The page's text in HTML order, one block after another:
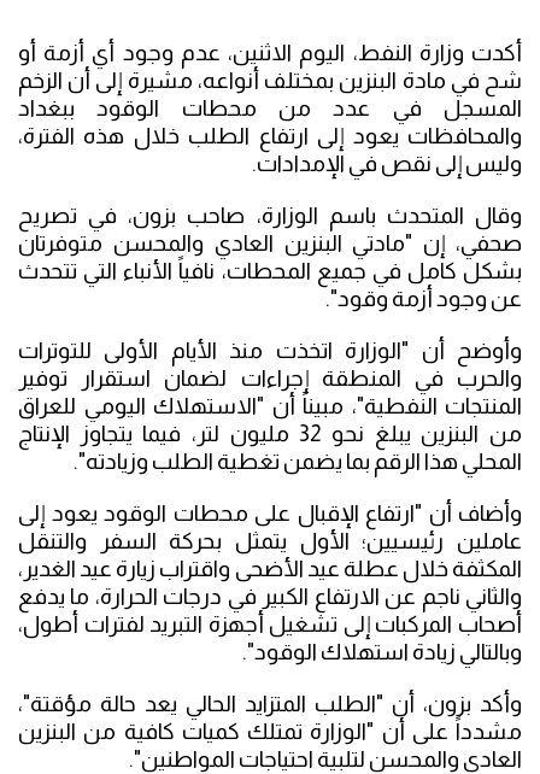
أكدت وزارة النفط، اليوم الاثنين، عدم وجود أي أزمة أو
شح في مادة البنزين بمختلف أنواعه، مشيرة إلى أن الزخم
المسجل في عدد من محطات الوقود ببغداد
والمحافظات يعود إلى ارتفاع الطلب خلال هذه الفترة،
وليس إلى نقص في الإمدادات.
وقال المتحدث باسم الوزارة، صاحب بزون، في تصريح
صحفي، إن "مادتي البنزين العادي والمحسن متوفرتان
بشكل كامل في جميع المحطات، نافياً الأنباء التي تتحدث
عن وجود أزمة وقود".
وأوضح أن "الوزارة اتخذت منذ الأيام الأولى للتوترات
والحرب في المنطقة إجراءات لضمان استقرار توفير
المنتجات النفطية"، مبيناً أن "الاستهلاك اليومي للعراق
من البنزين يبلغ نحو 32 مليون لتر، فيما يتجاوز الإنتاج
المحلي هذا الرقم بما يضمن تغطية الطلب وزيادته".
وأضاف أن "ارتفاع الإقبال على محطات الوقود يعود إلى
عاملين رئيسيين؛ الأول يتمثل بحركة السفر والتنقل
المكثفة خلال عطلة عيد الأضحى واقتراب زيارة عيد الغدير،
والثاني ناجم عن الارتفاع الكبير في درجات الحرارة، ما يدفع
أصحاب المركبات إلى تشغيل أجهزة التبريد لفترات أطول،
وبالتالي زيادة استهلاك الوقود".
وأكد بزون، أن "الطلب المتزايد الحالي يعد حالة مؤقتة"،
مشدداً على أن "الوزارة تمتلك كميات كافية من البنزين
العادي والمحسن لتلبية احتياجات المواطنين".